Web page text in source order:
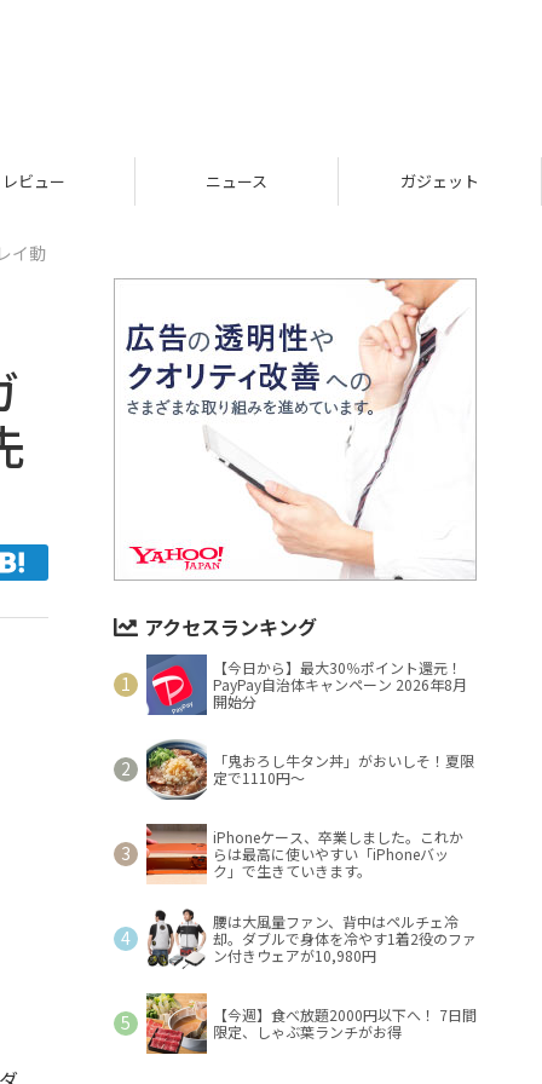
レビュー ニュース ガジェット
イ動
アクセスランキング
【今日から】最大30％ポイント還元！
PayPay自治体キャンペーン 2026年8月
開始分
「鬼おろし牛タン丼」がおいしそ！夏限
定で1110円～
iPhoneケース、卒業しました。これか
らは最高に使いやすい「iPhoneバッ
ク」で生きていきます。
腰は大風量ファン、背中はペルチェ冷
却。ダブルで身体を冷やす1着2役のファ
ン付きウェアが10,980円
【今週】食べ放題2000円以下へ！ 7日間
限定、しゃぶ葉ランチがお得